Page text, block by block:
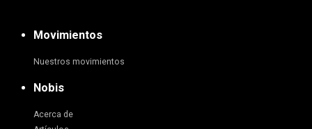
Movimientos
Nuestros movimientos
Nobis
Acerca de